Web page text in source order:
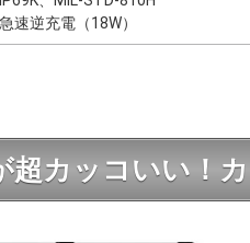
急速逆充電（18W）
超カッコいい！